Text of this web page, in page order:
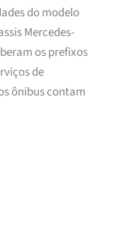
do modelo
Mercedes-
os prefixos
de
ônibus contam